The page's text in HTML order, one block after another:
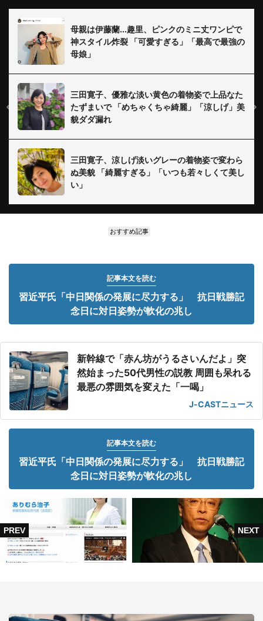
母親は伊藤蘭...趣里、ピンクのミニ丈ワンピで
神スタイル炸裂 「可愛すぎる」「最高で最強の
母娘」
三田寛子、優雅な淡い黄色の着物姿で上品なた
たずまいで 「めちゃくちゃ綺麗」「涼しげ」美
貌ダダ漏れ
三田寛子、涼しげ淡いグレーの着物姿で変わら
ぬ美貌 「綺麗すぎる」「いつも若々しくて美し
い」
おすすめ記事
記事本文を読む
習近平氏「中日関係の発展に尽力する」 抗日戦勝記
念日に対日姿勢が軟化の兆し
新幹線で「赤ん坊がうるさいんだよ」突
然始まった50代男性の説教 周囲も呆れる
最悪の雰囲気を変えた「一喝」
J-CASTニュース
記事本文を読む
習近平氏「中日関係の発展に尽力する」 抗日戦勝記
念日に対日姿勢が軟化の兆し